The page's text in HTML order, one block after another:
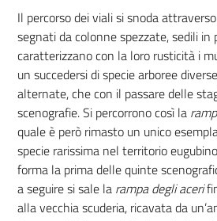
Il percorso dei viali si snoda
segnati da colonne spezzate, sedili
caratterizzano con la loro rusticità i
un succedersi di specie arboree
alternate, che con il passare delle
scenografie. Si percorrono così la
quale è però rimasto un unico
specie rarissima nel territorio
forma la prima delle quinte
a seguire si sale la rampa degli aceri
alla vecchiascuderia, ricavata da